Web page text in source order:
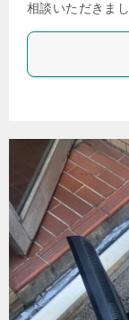
相談いただきま